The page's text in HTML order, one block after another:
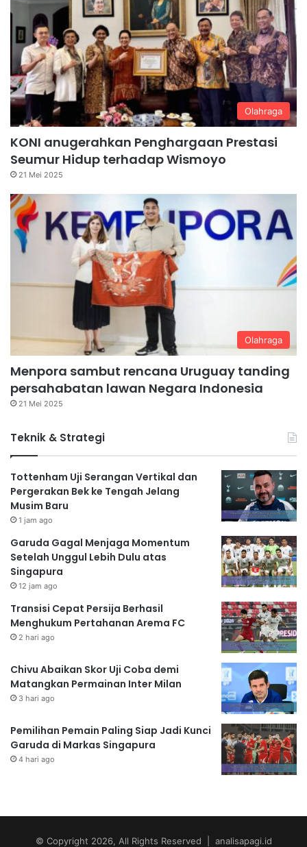
Olahraga
KONI anugerahkan Penghargaan Prestasi
Seumur Hidup terhadap Wismoyo
21 Mei 2025
Olahraga
Menpora sambut rencana Uruguay tanding
persahabatan lawan Negara Indonesia
21 Mei 2025
Teknik & Strategi
Tottenham Uji Serangan Vertikal dan
Pergerakan Bek ke Tengah Jelang
Musim Baru
1 jam ago
Garuda Gagal Menjaga Momentum
Setelah Unggul Lebih Dulu atas
Singapura
12 jam ago
Transisi Cepat Persija Berhasil
Menghukum Pertahanan Arema FC
2 hari ago
Chivu Abaikan Skor Uji Coba demi
Matangkan Permainan Inter Milan
3 hari ago
Pemilihan Pemain Paling Siap Jadi Kunci
Garuda di Markas Singapura
4 hari ago
© Copyright 2026, All Rights Reserved | analisapagi.id